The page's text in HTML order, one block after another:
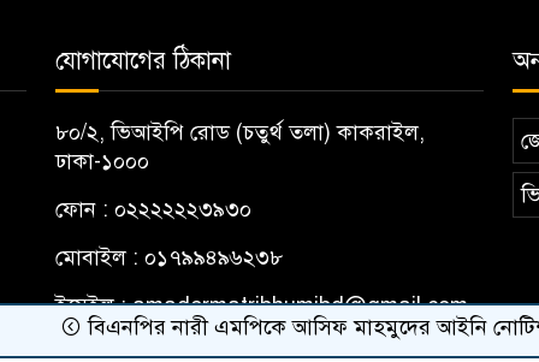
যোগাযোগের ঠিকানা
৮০/২, ভিআইপি রোড (চতুর্থ তলা) কাকরাইল,
ঢাকা-১০০০
ফোন : ০২২২২২২৩৯৩০
মোবাইল : ০১৭৯৯৪৯৬২৩৮
ইমেইল :amadermatribhumibd@gmail.com
বিএনপির নারী এমপিকে আসিফ মাহমুদের আইনি নোটিশ